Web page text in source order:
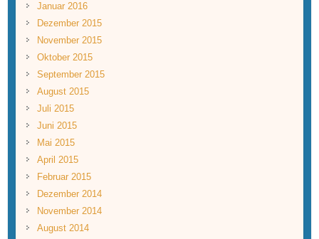
Januar 2016
Dezember 2015
November 2015
Oktober 2015
September 2015
August 2015
Juli 2015
Juni 2015
Mai 2015
April 2015
Februar 2015
Dezember 2014
November 2014
August 2014